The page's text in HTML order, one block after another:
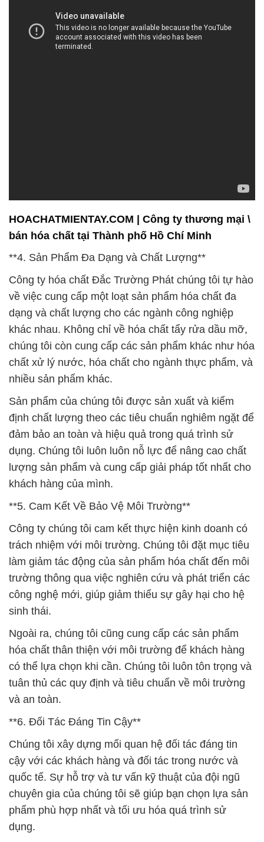
HOACHATMIENTAY.COM | Công ty thương mại \
bán hóa chất tại Thành phố Hồ Chí Minh
**4. Sản Phẩm Đa Dạng và Chất Lượng**
Công ty hóa chất Đắc Trường Phát chúng tôi tự hào
về việc cung cấp một loạt sản phẩm hóa chất đa
dạng và chất lượng cho các ngành công nghiệp
khác nhau. Không chỉ về hóa chất tẩy rửa dầu mỡ,
chúng tôi còn cung cấp các sản phẩm khác như hóa
chất xử lý nước, hóa chất cho ngành thực phẩm, và
nhiều sản phẩm khác.
Sản phẩm của chúng tôi được sản xuất và kiểm
định chất lượng theo các tiêu chuẩn nghiêm ngặt để
đảm bảo an toàn và hiệu quả trong quá trình sử
dụng. Chúng tôi luôn luôn nỗ lực để nâng cao chất
lượng sản phẩm và cung cấp giải pháp tốt nhất cho
khách hàng của mình.
**5. Cam Kết Về Bảo Vệ Môi Trường**
Công ty chúng tôi cam kết thực hiện kinh doanh có
trách nhiệm với môi trường. Chúng tôi đặt mục tiêu
làm giảm tác động của sản phẩm hóa chất đến môi
trường thông qua việc nghiên cứu và phát triển các
công nghệ mới, giúp giảm thiểu sự gây hại cho hệ
sinh thái.
Ngoài ra, chúng tôi cũng cung cấp các sản phẩm
hóa chất thân thiện với môi trường để khách hàng
có thể lựa chọn khi cần. Chúng tôi luôn tôn trọng và
tuân thủ các quy định và tiêu chuẩn về môi trường
và an toàn.
**6. Đối Tác Đáng Tin Cậy**
Chúng tôi xây dựng mối quan hệ đối tác đáng tin
cậy với các khách hàng và đối tác trong nước và
quốc tế. Sự hỗ trợ và tư vấn kỹ thuật của đội ngũ
chuyên gia của chúng tôi sẽ giúp bạn chọn lựa sản
phẩm phù hợp nhất và tối ưu hóa quá trình sử
dụng.